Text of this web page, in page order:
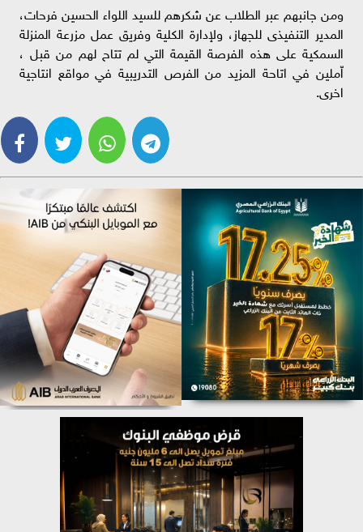
ومن جانبهم عبر الطلاب عن شكرهم للسيد اللواء الحسين فرحات،
المدير التنفيذى للجهاز، ولإدارة الكلية وفريق عمل مزرعة المنزلة
السمكية على هذه الفرصة القيمة التي لم تتاح لهم من قبل ،
اّملين في اتاحة المزيد من الفرص التدريبية في مواقع انتاجية
اخرى.